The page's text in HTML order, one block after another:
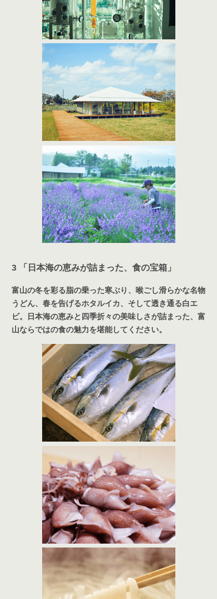
3 「日本海の恵みが詰まった、食の宝箱」
富山の冬を彩る脂の乗った寒ぶり、喉ごし滑らかな名物
うどん、春を告げるホタルイカ、そして透き通る白エ
ビ。日本海の恵みと四季折々の美味しさが詰まった、富
山ならではの食の魅力を堪能してください。